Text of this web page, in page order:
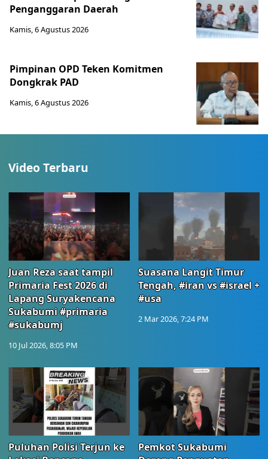
Penganggaran Daerah
Kamis, 6 Agustus 2026
Pimpinan OPD Teken Komitmen
Dongkrak PAD
Kamis, 6 Agustus 2026
Video Terbaru
Juan Reza saat tampil
Primaria Fest 2026 di
Lapang Suryakencana
Sukabumi #primaria
#sukabumj
10 Jul 2026, 8:05 PM
Suasana Langit Timur
Tengah, #iran vs #israel +
#usa
2 Mar 2026, 7:24 PM
Puluhan Polisi Terjun ke
Pemkot Sukabumi